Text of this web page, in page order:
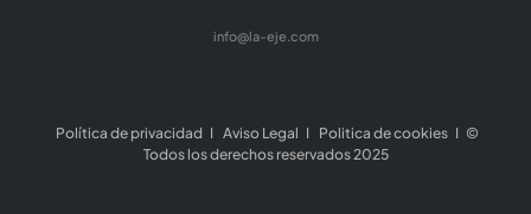
info@la-eje.com
Política de privacidad I Aviso Legal I Politica de cookiesI ©
Todos los derechos reservados 2025